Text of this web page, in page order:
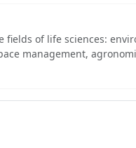
fields of life sciences:
management,